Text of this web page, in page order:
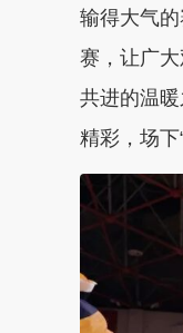
输得大气
赛，让广
共进的温
精彩，场下